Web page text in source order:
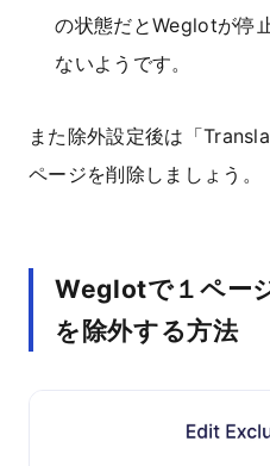
の状態だとWeglotが停
ないようです。
また除外設定後は「
ページを削除しましょう。
Weglotで１ペー
を除外する方法